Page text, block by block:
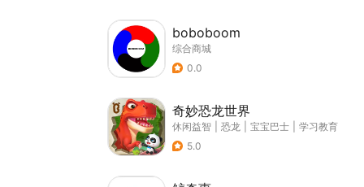
boboboom
综合商城
0.0
奇妙恐龙世界
休闲益智 恐龙 宝宝巴士
学习教育
5.0